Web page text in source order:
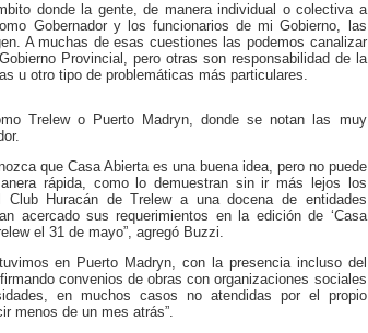
donde la gente, de manera individual o colectiva a
Gobernador y los funcionarios de mi Gobierno, las
A muchas de esas cuestiones las podemos canalizar
Provincial, pero otras son responsabilidad de la
u otro tipo de problemáticas más particulares.
Trelew o Puerto Madryn, donde se notan las muy
que Casa Abierta es una buena idea, pero no puede
rápida, como lo demuestran sin ir más lejos los
Huracán de Trelew a una docena de entidades
acercado sus requerimientos en la edición de ‘Casa
el 31 de mayo”, agregó Buzzi.
en Puerto Madryn, con la presencia incluso del
convenios de obras con organizaciones sociales
en muchos casos no atendidas por el propio
menos de un mes atrás”.